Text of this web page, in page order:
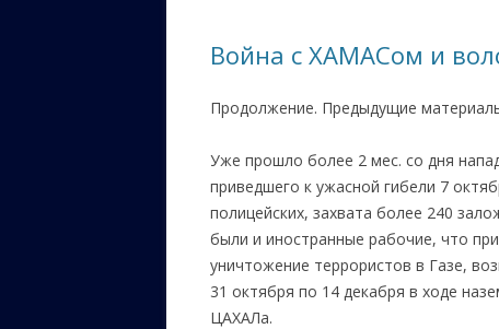
ОЗАРИЧИ
САЙТУ
Война с ХАМАСом и
Продолжение. Предыдущие
Уже прошло более 2 мес. со дня
приведшего к ужасной гибели 7
полицейских, захвата более 240
были и иностранные рабочие, что
уничтожение террористов в Газе,
31 октября по 14 декабря в ходе
ЦАХАЛа.